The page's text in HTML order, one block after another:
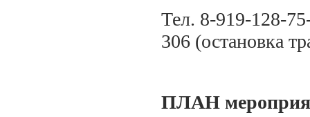
Тел. 8-919-128-
306 (остановка
ПЛАН